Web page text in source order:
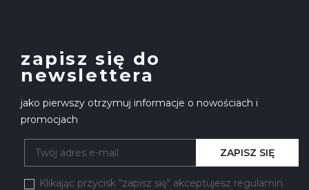
zapisz się do
newslettera
jako pierwszy otrzymuj informacje o nowościach i
promocjach
Klikając przycisk "zapisz się" akceptujesz regulamin.
ZAPISZ SIĘ